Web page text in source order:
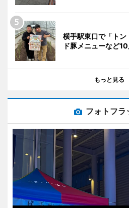
横手駅東口で「ト
ド豚メニューなど
もっと見る
フォトフラ